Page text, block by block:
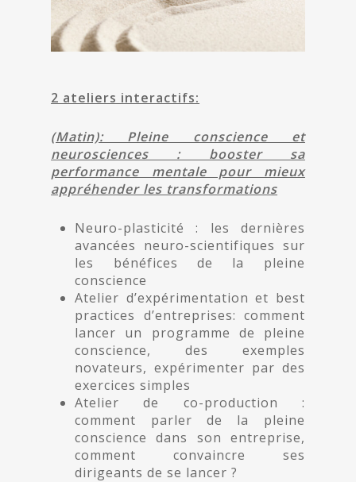
2 ateliers interactifs:
(Matin): Pleine conscience et
neurosciences : booster sa
performance mentale pour mieux
appréhender les transformations
Neuro-plasticité : les dernières
avancées neuro-scientifiques sur
les bénéfices de la pleine
conscience
Atelier d’expérimentation et best
practices d’entreprises: comment
lancer un programme de pleine
conscience, des exemples
novateurs, expérimenter par des
exercices simples
Atelier de co-production :
comment parler de la pleine
conscience dans son entreprise,
comment convaincre ses
dirigeants de se lancer ?